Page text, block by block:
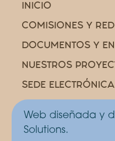
INICIO
COMISIONES Y
DOCUMENTOS Y
NUESTROS
SEDE ELECTRÓNICA
Web diseñada y
Solutions.